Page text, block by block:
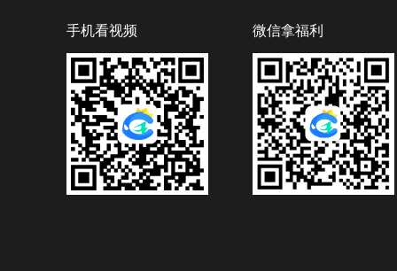
手机看视频 微信拿福利